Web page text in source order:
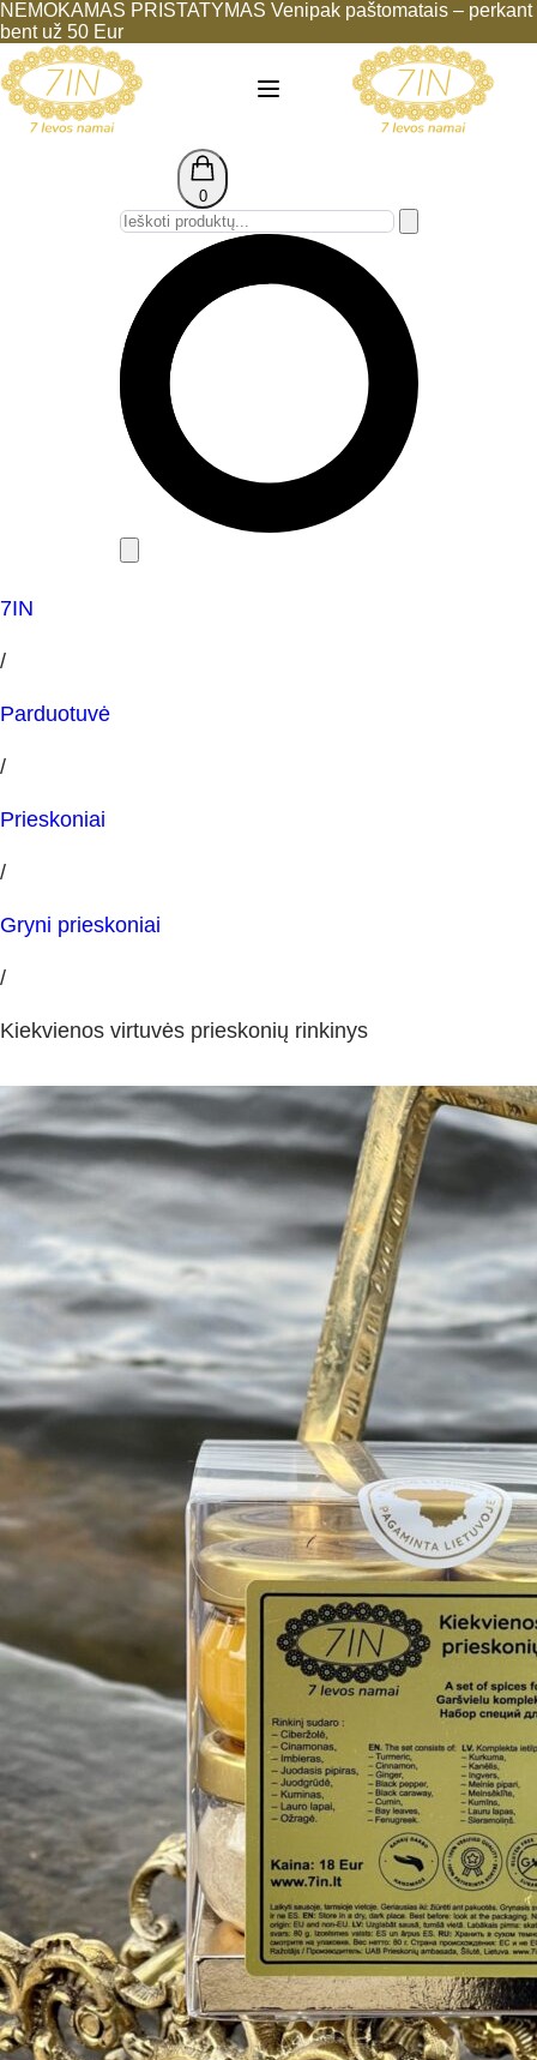
NEMOKAMAS PRISTATYMAS Venipak paštomatais – perkant
bent už 50 Eur
0
7IN
/
Parduotuvė
/
Prieskoniai
/
Gryni prieskoniai
/
Kiekvienos virtuvės prieskonių rinkinys